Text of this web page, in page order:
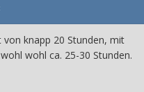
knapp 20 Stunden, mit
wohl ca. 25-30 Stunden.